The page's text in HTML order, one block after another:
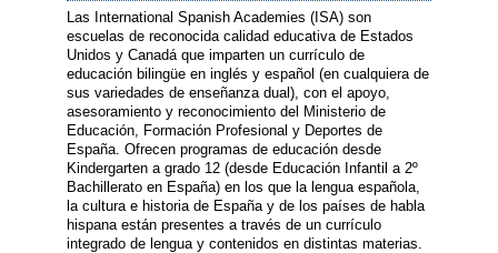
Las International Spanish Academies (ISA) son
escuelas de reconocida calidad educativa de Estados
Unidos y Canadá que imparten un currículo de
educación bilingüe en inglés y español (en cualquiera de
sus variedades de enseñanza dual), con el apoyo,
asesoramiento y reconocimiento del Ministerio de
Educación, Formación Profesional y Deportes de
España. Ofrecen programas de educación desde
Kindergarten a grado 12 (desde Educación Infantil a 2º
Bachillerato en España) en los que la lengua española,
la cultura e historia de España y de los países de habla
hispana están presentes a través de un currículo
integrado de lengua y contenidos en distintas materias.